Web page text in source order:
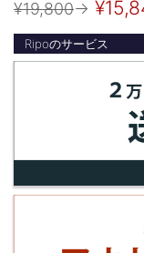
¥19,800→
Ripoのサービス